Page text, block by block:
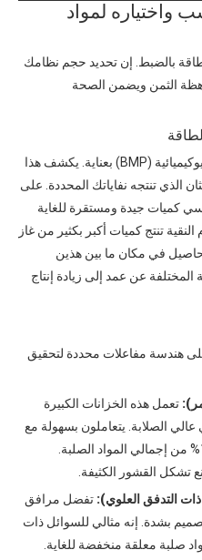
واختياره لمواد
بالضبط. إن تحديد حجم نظامك
الثمن ويضمن الصحة
يجب عليك حساب إمكانات الميثان البيوكيميائية (BMP) بعناية. يكشف هذا
الذي تنتجه نفاياتك المحددة. على
كميات جيدة ومستقرة للغاية
تنتج كميات أكبر بكثير من غاز
في مكان ما بين هذين
المختلفة عن عمد إلى زيادة إنتاج
هندسة مفاعلات محددة لتحقيق
تعمل هذه الخزانات الكبيرة
الصلابة. يتعاملون بسهولة مع
المدخلات التي تحتوي على 2-12% من إجمالي المواد الصلبة.
تشكل القشور الكثيفة.
تفضل مرافق
بشدة. إنه مثالي للسوائل ذات
صلبة معلقة منخفضة للغاية.